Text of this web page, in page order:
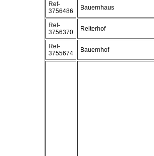
Ref-
3756486
Bauernhaus
Ref-
3756370
Reiterhof
Ref-
3755674
Bauernhof